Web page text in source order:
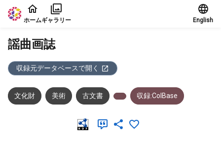
本文に飛ぶ
ホームギャラリー English
謡曲画誌
収録元データベースで開く
文化財 美術 古文書 収録:ColBase